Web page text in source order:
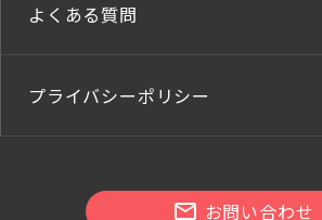
よくある質問
プライバシーポリシー
お問い合わせ